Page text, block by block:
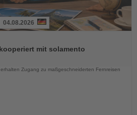
04.08.2026
mit solamento
Zugang zu maßgeschneiderten Fernreisen